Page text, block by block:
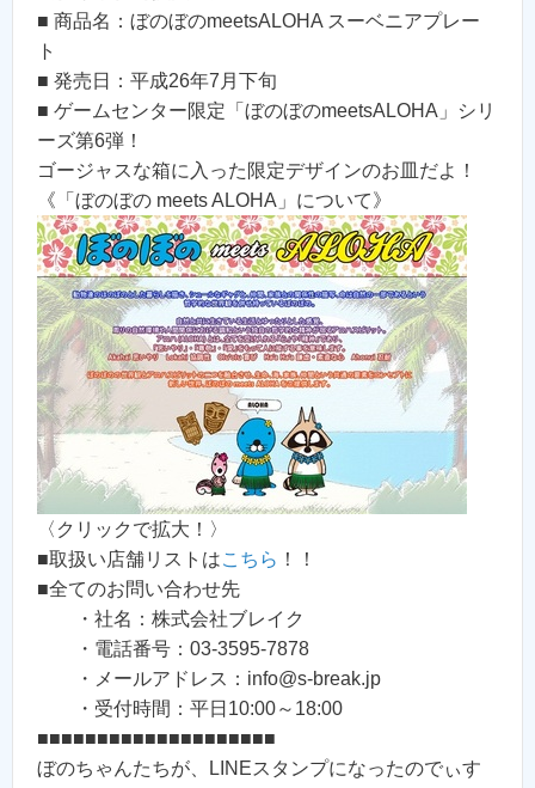
■ 商品名：ぼのぼのmeetsALOHA スーベニアプレー
ト
■ 発売日：平成26年7月下旬
■ ゲームセンター限定「ぼのぼのmeetsALOHA」シリ
ーズ第6弾！
ゴージャスな箱に入った限定デザインのお皿だよ！
《「ぼのぼの meets ALOHA」について》
〈クリックで拡大！〉
■取扱い店舗リストはこちら ！！
■全てのお問い合わせ先
・社名：株式会社ブレイク
・電話番号：03-3595-7878
・メールアドレス：info@s-break.jp
・受付時間：平日10:00～18:00
■■■■■■■■■■■■■■■■■■■■
ぼのちゃんたちが、LINEスタンプになったのでぃす